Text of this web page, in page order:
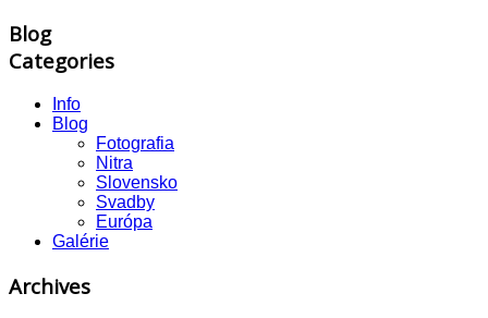
Blog
Categories
Info
Blog
Fotografia
Nitra
Slovensko
Svadby
Európa
Galérie
Archives